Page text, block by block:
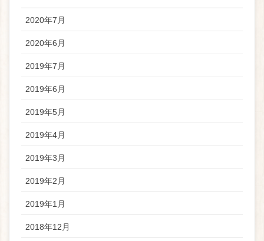
2020年7月
2020年6月
2019年7月
2019年6月
2019年5月
2019年4月
2019年3月
2019年2月
2019年1月
2018年12月